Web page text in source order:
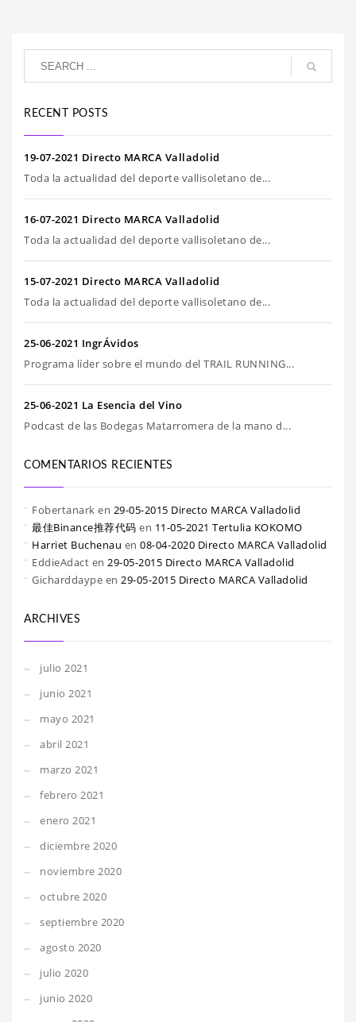
RECENT POSTS
19-07-2021 Directo MARCA Valladolid
Toda la actualidad del deporte vallisoletano de...
16-07-2021 Directo MARCA Valladolid
Toda la actualidad del deporte vallisoletano de...
15-07-2021 Directo MARCA Valladolid
Toda la actualidad del deporte vallisoletano de...
25-06-2021 IngrÁvidos
Programa líder sobre el mundo del TRAIL RUNNING...
25-06-2021 La Esencia del Vino
Podcast de las Bodegas Matarromera de la mano d...
COMENTARIOS RECIENTES
Fobertanark en 29-05-2015 Directo MARCA Valladolid
最佳Binance推荐代码 en 11-05-2021 Tertulia KOKOMO
Harriet Buchenau en 08-04-2020 Directo MARCA Valladolid
EddieAdact en 29-05-2015 Directo MARCA Valladolid
Gicharddaype en 29-05-2015 Directo MARCA Valladolid
ARCHIVES
julio 2021
junio 2021
mayo 2021
abril 2021
marzo 2021
febrero 2021
enero 2021
diciembre 2020
noviembre 2020
octubre 2020
septiembre 2020
agosto 2020
julio 2020
junio 2020